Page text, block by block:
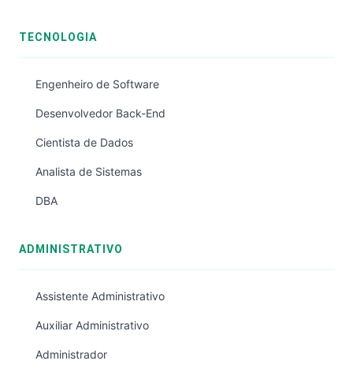
TECNOLOGIA
Engenheiro de Software
Desenvolvedor Back-End
Cientista de Dados
Analista de Sistemas
DBA
ADMINISTRATIVO
Assistente Administrativo
Auxiliar Administrativo
Administrador